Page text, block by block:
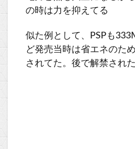
の時は力を抑えてる
似た例として、PSPも
ど発売当時は省エネのた
されてた。後で解禁され